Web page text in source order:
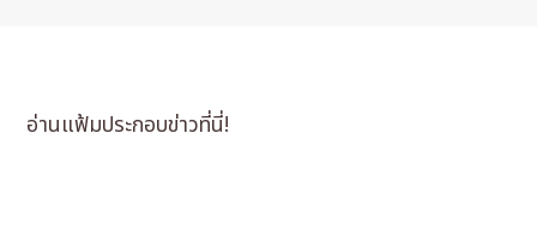
อ่านแฟ้มประกอบข่าวที่นี่!